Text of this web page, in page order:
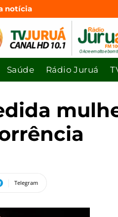
notícia
Saúde Rádio Juruá
Telegram